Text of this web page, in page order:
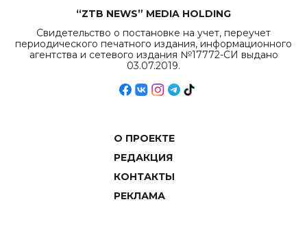
“ZTB NEWS” MEDIA HOLDING
Свидетельство о постановке на учет, переучет
периодического печатного издания, информационного
агентства и сетевого издания №17772-СИ выдано
03.07.2019.
О ПРОЕКТЕ
РЕДАКЦИЯ
КОНТАКТЫ
РЕКЛАМА